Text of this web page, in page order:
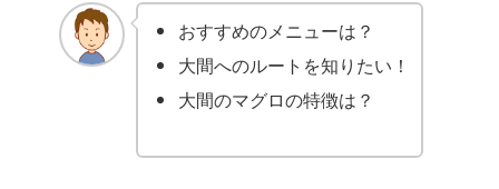
おすすめのメニューは？
大間へのルートを知りたい！
大間のマグロの特徴は？